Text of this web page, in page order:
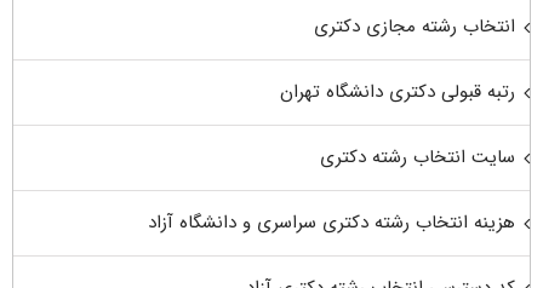
انتخاب رشته مجازی دکتری
رتبه قبولی دکتری دانشگاه تهران
سایت انتخاب رشته دکتری
هزینه انتخاب رشته دکتری سراسری و دانشگاه آزاد